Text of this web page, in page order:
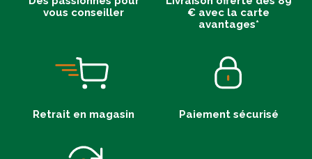
vous conseiller
€ avec la carte
avantages*
Retrait en magasin Paiement sécurisé